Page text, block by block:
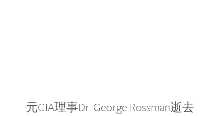
元GIA理事Dr. George Rossman逝去